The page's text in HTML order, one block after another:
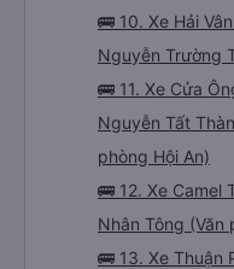
🚌 10. Xe Hải
Nguyễn Trường
🚌 11. Xe Cửa
Nguyễn Tất
phòng Hội An)
🚌 12. Xe Camel
Nhân Tông (Văn
🚌 13. Xe Thuận